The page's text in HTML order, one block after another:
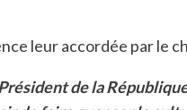
leur accordée par le
de la